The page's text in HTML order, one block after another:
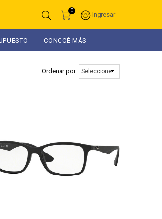
0
Ingresar
CONOCÉ MÁS
Ordenar por: